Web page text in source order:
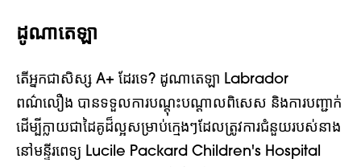
ដូណាតេឡា
តើអ្នកជាសិស្ស A+ ដែរទេ? ដូណាតេឡា Labrador
ពណ៌លឿង បានទទួលការបណ្តុះបណ្តាលពិសេស និងការបញ្ជាក់
ដើម្បីក្លាយជាដៃគូដ៏ល្អសម្រាប់ក្មេងៗដែលត្រូវការជំនួយរបស់នាង
នៅមន្ទីរពេទ្យ Lucile Packard Children's Hospital